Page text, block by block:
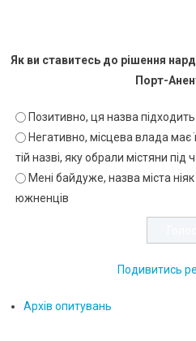
Як ви ставитесь до рішення
Порт-
Позитивно, ця назва
Негативно, місцева влада має
тій назві, яку обрали містяни під
Мені байдуже, назва міста
южненців
Подивитись
Архів опитувань